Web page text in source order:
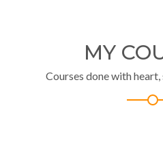
MY
Courses done with